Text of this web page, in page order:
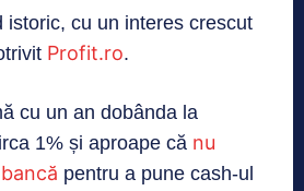
istoric, cu un interes crescut
Profit.ro.
cu un an dobânda la
1% și aproape că nu
pentru a pune cash-ul